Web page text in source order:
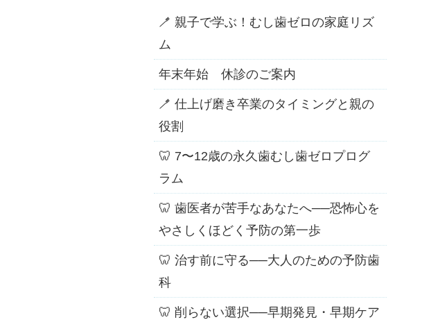
🪥 親子で学ぶ！むし歯ゼロの家庭リズ
ム
年末年始 休診のご案内
🪥 仕上げ磨き卒業のタイミングと親の
役割
🦷 7〜12歳の永久歯むし歯ゼロプログ
ラム
🦷 歯医者が苦手なあなたへ──恐怖心を
やさしくほどく予防の第一歩
🦷 治す前に守る──大人のための予防歯
科
🦷 削らない選択──早期発見・早期ケア